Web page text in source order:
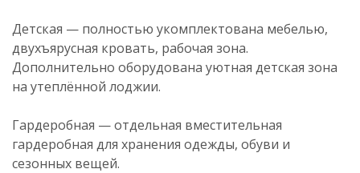
Детская — полностью укомплектована мебелью,
двухъярусная кровать, рабочая зона.
Дополнительно оборудована уютная детская зона
на утеплённой лоджии.
Гардеробная — отдельная вместительная
гардеробная для хранения одежды, обуви и
сезонных вещей.